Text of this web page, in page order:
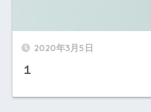
2020年3月5日
１